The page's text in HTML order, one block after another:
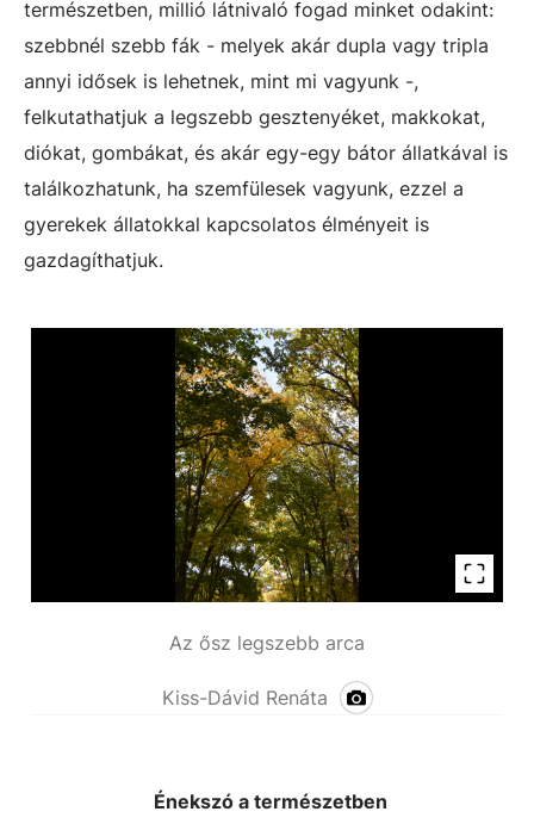
természetben, millió látnivaló fogad minket odakint:
szebbnél szebb fák - melyek akár dupla vagy tripla
annyi idősek is lehetnek, mint mi vagyunk -,
felkutathatjuk a legszebb gesztenyéket, makkokat,
diókat, gombákat, és akár egy-egy bátor állatkával is
találkozhatunk, ha szemfülesek vagyunk, ezzel a
gyerekek állatokkal kapcsolatos élményeit is
gazdagíthatjuk.
Az ősz legszebb arca
Kiss-Dávid Renáta
Énekszó a természetben